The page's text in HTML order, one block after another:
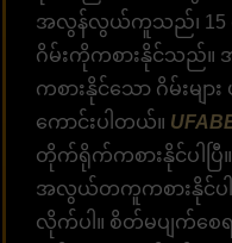
အလွန်လွယ်ကူသည်၊ 15 စ
ဂိမ်းကိုကစားနိုင်သည်။
ကစားနိုင်သော ဂိမ်းမျာ
ကောင်းပါတယ်။
တိုက်ရိုက်ကစားနိုင်ပါပ
အလွယ်တကူကစားနိုင်ပါ
လိုက်ပါ။ စိတ်မပျက်စ